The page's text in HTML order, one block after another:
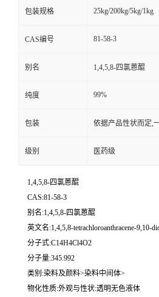
包装规格 25kg/200kg/5kg/1kg
CAS编号 81-58-3
别名 1,4,5,8-四氯蒽醌
纯度 99%
包装 依据产品性状而定,
级别 医药级
1,4,5,8-四氯蒽醌
CAS:81-58-3
别名:1,4,5,8-四氯蒽醌
英文名:1,4,5,8-tetrachloroanthracene-9,10-
分子式:C14H4Cl4O2
分子量:345.992
类别:染料及颜料>染料中间体>
物化性质:外观与性状:透明无色液体